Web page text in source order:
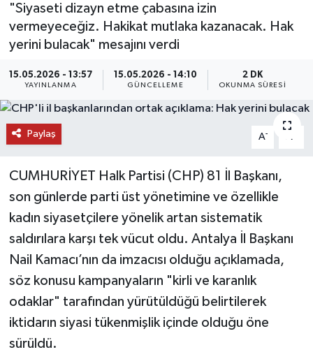
"Siyaseti dizayn etme çabasına izin
vermeyeceğiz. Hakikat mutlaka kazanacak. Hak
yerini bulacak" mesajını verdi
15.05.2026 - 13:57
YAYINLANMA
15.05.2026 - 14:10
GÜNCELLEME
2 DK
OKUNMA SÜRESI
Paylaş A- A
CUMHURİYET Halk Partisi (CHP) 81 İl Başkanı,
son günlerde parti üst yönetimine ve özellikle
kadın siyasetçilere yönelik artan sistematik
saldırılara karşı tek vücut oldu. Antalya İl Başkanı
Nail Kamacı’nın da imzacısı olduğu açıklamada,
söz konusu kampanyaların "kirli ve karanlık
odaklar" tarafından yürütüldüğü belirtilerek
iktidarın siyasi tükenmişlik içinde olduğu öne
sürüldü.
SİYASET
DÜNYA
EĞİTİM
RÖPORTAJ
VİDEO HABERLER
RESMİ İLAN
MAGAZİN
Haber Arşivi